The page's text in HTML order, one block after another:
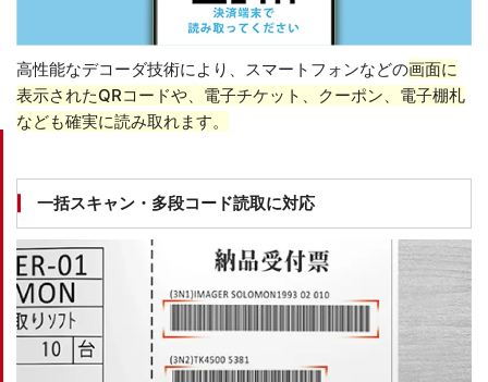
高性能なデコーダ技術により、スマートフォンなどの画面に
表示されたQRコードや、電子チケット、クーポン、電子棚札
なども確実に読み取れます。
一括スキャン・多段コード読取に対応